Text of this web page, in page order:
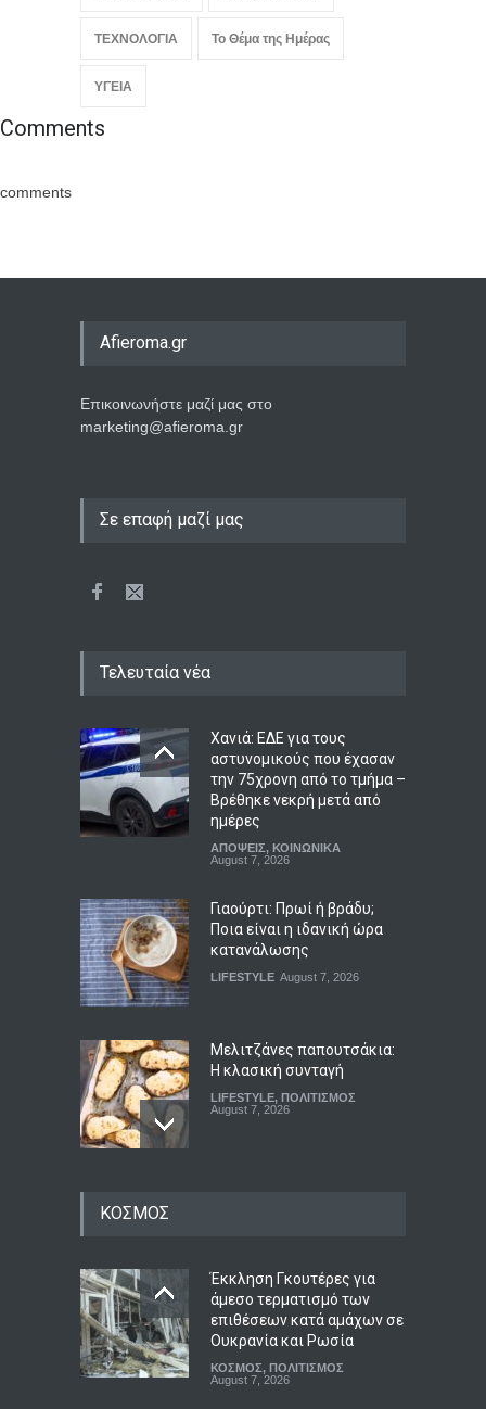
ΤΕΧΝΟΛΟΓΙΑ Το Θέμα της Ημέρας
ΥΓΕΙΑ
Comments
comments
Afieroma.gr
Επικοινωνήστε μαζί μας στο
marketing@afieroma.gr
Σε επαφή μαζί μας
Τελευταία νέα
Χανιά: ΕΔΕ για τους
αστυνομικούς που έχασαν
την 75χρονη από το τμήμα –
Βρέθηκε νεκρή μετά από
ημέρες
ΑΠΟΨΕΙΣ, ΚΟΙΝΩΝΙΚΑ
August 7, 2026
Γιαούρτι: Πρωί ή βράδυ;
Ποια είναι η ιδανική ώρα
κατανάλωσης
LIFESTYLE August 7, 2026
Μελιτζάνες παπουτσάκια:
Η κλασική συνταγή
LIFESTYLE, ΠΟΛΙΤΙΣΜΟΣ
August 7, 2026
Ο Μητσοτάκης στρέφεται
κατά του εαυτού του και
κηρύσσει πόλεμο στο
ΚΟΣΜΟΣ
Έκκληση Γκουτέρες για
άμεσο τερματισμό των
επιθέσεων κατά αμάχων σε
Ουκρανία και Ρωσία
ΚΟΣΜΟΣ, ΠΟΛΙΤΙΣΜΟΣ
August 7, 2026